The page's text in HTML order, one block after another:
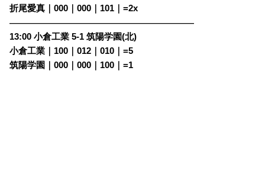
折尾愛真｜000｜000｜101｜=2x
————————————————————————
13:00 小倉工業 5-1 筑陽学園(北)
小倉工業｜100｜012｜010｜=5
筑陽学園｜000｜000｜100｜=1